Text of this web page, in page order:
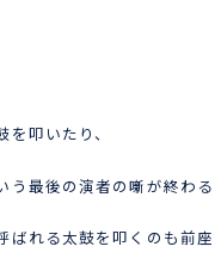
叩いたり、
う最後の演者の噺が終わる
ばれる太鼓を叩くのも前座